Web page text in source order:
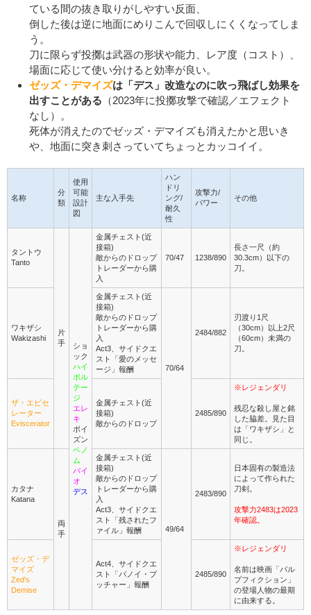
ている間の抜き取りがしやすい反面、
倒した後は逆に地面にめりこんで回収しにくくなってしま
う。
刀に限らず投擲は武器の形状や能力、レア度（コスト）、
場面に応じて使い分けると効率が良い。
ゼッズ・デマイズは「デス」改造なのに吹っ飛ばし効果を
出すことがある （2023年に投擲攻撃で確認／エフェクト
なし）。
死体が消えたのでゼッズ・デマイズも消えたかと思いき
や、地面に突き刺さっていてちょっとカッコイイ。
名称
分
類
使用
可能
設計
図
主な入手先
ハン
ドリ
ング/
耐久
性
攻撃力/
パワー
その他
タントウ
Tanto
片
手
ショ
ック
ハイ
ボル
テー
ジ
エレ
キ
ポイ
ズン
ベノ
ム
バイ
オ
デス
金属チェスト(近
接箱)
敵からのドロップ
トレーダーから購
入
70/47 1238/890
長さ一尺（約
30.3cm）以下の
刀。
ワキザシ
Wakizashi
金属チェスト(近
接箱)
敵からのドロップ
トレーダーから購
入
Act3、サイドクエ
スト「愛のメッセ
ージ」報酬
70/64
2484/882
刃渡り1尺
（30cm）以上2尺
（60cm）未満の
刀。
ザ・エビセ
レーター
Eviscerator
金属チェスト(近
接箱)
敵からのドロップ
2485/890
※レジェンダリ
残忍な殺し屋と銘
した脇差。見た目
は「ワキザシ」と
同じ。
カタナ
Katana
両
手
金属チェスト(近
接箱)
敵からのドロップ
トレーダーから購
入
Act3、サイドクエ
スト「残されたフ
ァイル」報酬
49/64
2483/890
日本固有の製造法
によって作られた
刀剣。
攻撃力2483は2023
年確認。
ゼッズ・デ
マイズ
Zed's
Demise
Act4、サイドクエ
スト「バノイ・ブ
ッチャー」報酬
2485/890
※レジェンダリ
名前は映画「パル
プフィクション」
の登場人物の最期
に由来する。